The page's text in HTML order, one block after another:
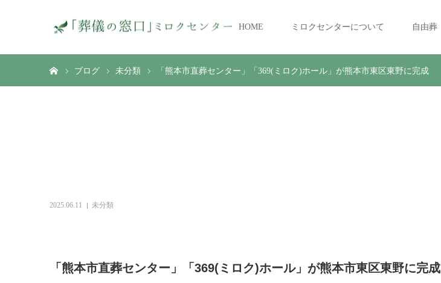
HOME ミロクセンターについて 自由葬
ブログ 未分類 「熊本市直葬センター」「369(ミロク)ホール」が熊本市東区東野に完成
2025.06.11 未分類
「熊本市直葬センター」「369(ミロク)ホール」が熊本市東区東野に完成